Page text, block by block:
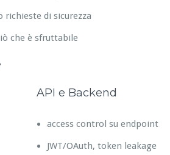
richieste di sicurezza
che è sfruttabile
API e Backend
access control su endpoint
JWT/OAuth, token leakage